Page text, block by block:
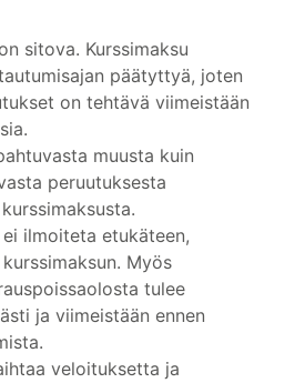
sitova. Kurssimaksu
päätyttyä, joten
on tehtävä viimeistään
muusta kuin
peruutuksesta
ilmoiteta etukäteen,
Myös
tulee
ja viimeistään ennen
veloituksetta ja